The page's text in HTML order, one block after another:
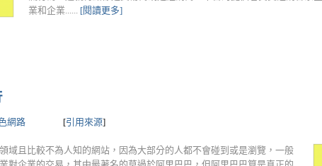
業和企業...... [閱讀更多]
網路 [引用來源]
域且比較不為人知的網站，因為大部分的人都不會碰到或是瀏覽，一般